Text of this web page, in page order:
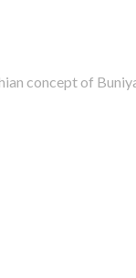
concept of